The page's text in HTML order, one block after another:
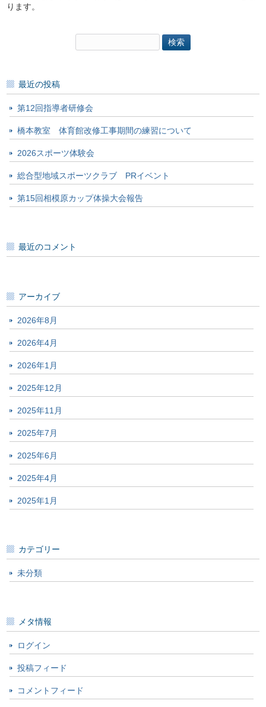
ります。
索:
最近の投稿
第12回指導者研修会
橋本教室 体育館改修工事期間の練習について
2026スポーツ体験会
総合型地域スポーツクラブ PRイベント
第15回相模原カップ体操大会報告
最近のコメント
アーカイブ
2026年8月
2026年4月
2026年1月
2025年12月
2025年11月
2025年7月
2025年6月
2025年4月
2025年1月
カテゴリー
未分類
メタ情報
ログイン
投稿フィード
コメントフィード